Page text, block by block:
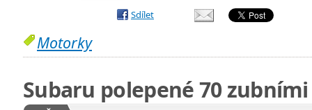
Sdílet
Motorky
Subaru polepené 70